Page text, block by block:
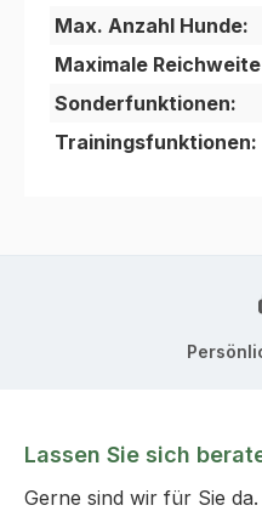
Max. Anzahl Hunde:
Maximale
Sonderfunktionen:
Trainingsfunktionen:
Lassen Sie sich
Gerne sind wir für Sie da.